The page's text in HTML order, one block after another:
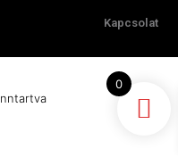
Kapcsolat
0